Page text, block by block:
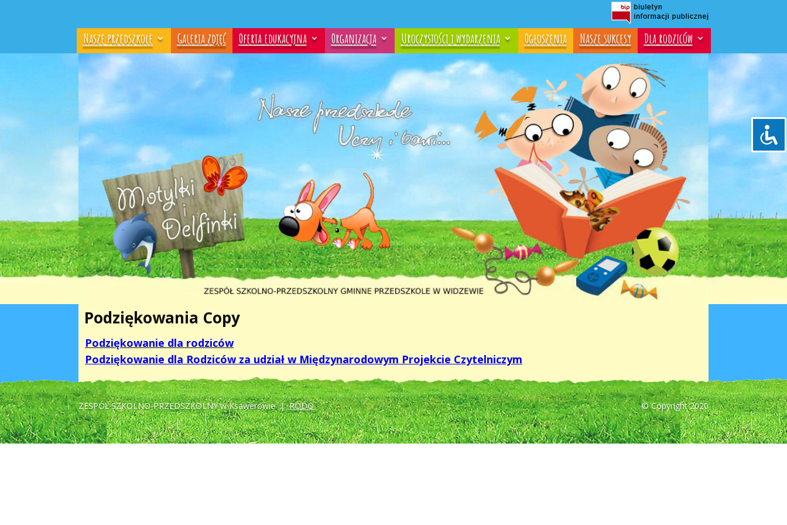
Nasze przedszkole Galeria zdjęć Oferta edukacyjna Organizacja Uroczystości i wydarzenia Ogłoszenia Nasze sukcesy Dla rodziców
Podziękowania Copy
Podziękowanie dla rodziców
Podziękowanie dla Rodziców za udział w Międzynarodowym Projekcie Czytelniczym
ZESPÓŁ SZKOLNO-PRZEDSZKOLNY w Ksawerowie |RODO © Copyright 2020